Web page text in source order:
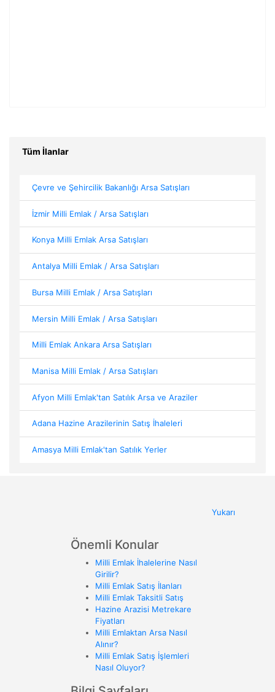
Tüm İlanlar
Çevre ve Şehircilik Bakanlığı Arsa Satışları
İzmir Milli Emlak / Arsa Satışları
Konya Milli Emlak Arsa Satışları
Antalya Milli Emlak / Arsa Satışları
Bursa Milli Emlak / Arsa Satışları
Mersin Milli Emlak / Arsa Satışları
Milli Emlak Ankara Arsa Satışları
Manisa Milli Emlak / Arsa Satışları
Afyon Milli Emlak'tan Satılık Arsa ve Araziler
Adana Hazine Arazilerinin Satış İhaleleri
Amasya Milli Emlak'tan Satılık Yerler
Yukarı
Önemli Konular
Milli Emlak İhalelerine Nasıl
Girilir?
Milli Emlak Satış İlanları
Milli Emlak Taksitli Satış
Hazine Arazisi Metrekare
Fiyatları
Milli Emlaktan Arsa Nasıl
Alınır?
Milli Emlak Satış İşlemleri
Nasıl Oluyor?